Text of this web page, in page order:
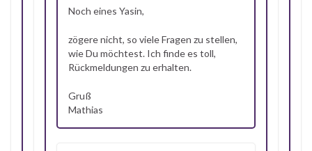
Noch eines Yasin,
zögere nicht, so viele Fragen zu stellen,
wie Du möchtest. Ich finde es toll,
Rückmeldungen zu erhalten.
Gruß
Mathias